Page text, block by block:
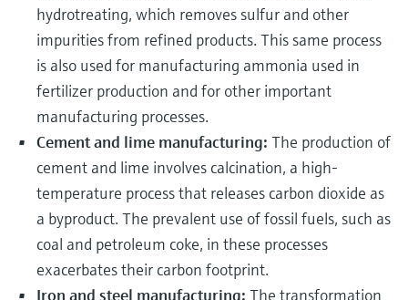
hydrotreating, which removes sulfur and other
impurities from refined products. This same process
is also used for manufacturing ammonia used in
fertilizer production and for other important
manufacturing processes.
Cement and lime manufacturing: The production of
cement and lime involves calcination, a high-
temperature process that releases carbon dioxide as
a byproduct. The prevalent use of fossil fuels, such as
coal and petroleum coke, in these processes
exacerbates their carbon footprint.
Iron and steel manufacturing: The transformation